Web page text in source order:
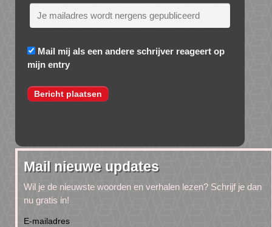
Mail mij als een andere schrijver reageert op
mijn entry
Mail nieuwe updates
Wil je de nieuwste woorden en verhalen lezen? Schrijf je dan
nu gratis in!
E-mailadres